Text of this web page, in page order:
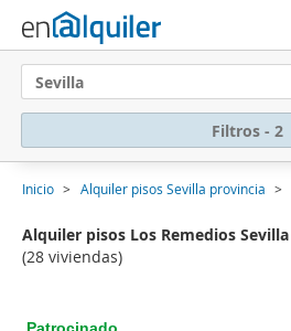
Sevilla
Filtros - 2
Inicio Alquiler pisos Sevilla provincia
Alquiler pisos Los Remedios Sevilla
(28 viviendas)